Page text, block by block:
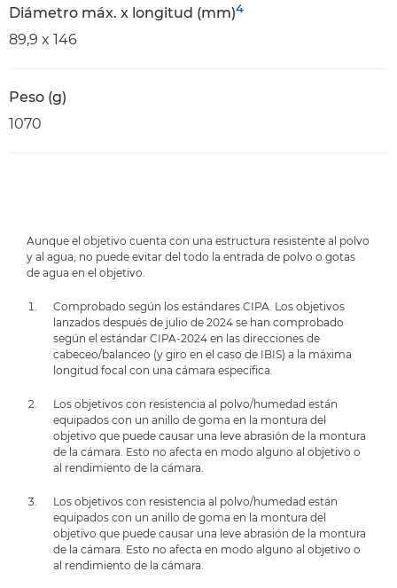
Diámetro máx. x longitud (mm)4
89,9 x 146
Peso (g)
1070
Aunque el objetivo cuenta con una estructura resistente al polvo
y al agua, no puede evitar del todo la entrada de polvo o gotas
de agua en el objetivo.
Comprobado según los estándares CIPA. Los objetivos
lanzados después de julio de 2024 se han comprobado
según el estándar CIPA-2024 en las direcciones de
cabeceo/balanceo (y giro en el caso de IBIS) a la máxima
longitud focal con una cámara específica.
Los objetivos con resistencia al polvo/humedad están
equipados con un anillo de goma en la montura del
objetivo que puede causar una leve abrasión de la montura
de la cámara. Esto no afecta en modo alguno al objetivo o
al rendimiento de la cámara.
Los objetivos con resistencia al polvo/humedad están
equipados con un anillo de goma en la montura del
objetivo que puede causar una leve abrasión de la montura
de la cámara. Esto no afecta en modo alguno al objetivo o
al rendimiento de la cámara.